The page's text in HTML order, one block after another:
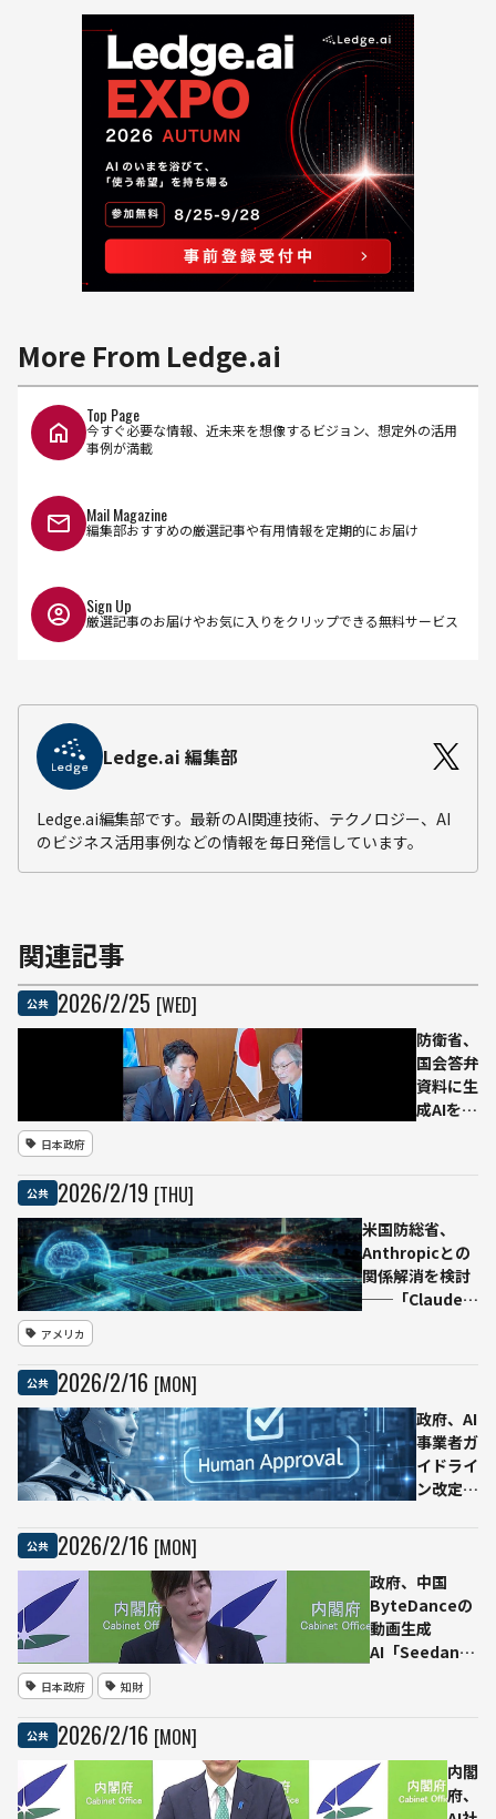
More From Ledge.ai
Top Page
今すぐ必要な情報、近未来を想像するビジョン、想定外の活用
事例が満載
Mail Magazine
編集部おすすめの厳選記事や有用情報を定期的にお届け
Sign Up
厳選記事のお届けやお気に入りをクリップできる無料サービス
Ledge.ai 編集部
Ledge.ai編集部です。最新のAI関連技術、テクノロジー、AI
のビジネス活用事例などの情報を毎日発信しています。
関連記事
公共 2026/2/25 [WED]
防衛省、
国会答弁
資料に生
成AIを試
ント」運
用開始へ
日本政府
公共 2026/2/19 [THU]
米国防総省、
Anthropicとの
関係解消を検討
──「Claude」
アメリカ
公共 2026/2/16 [MON]
政府、AI
事業者ガ
イドライ
ン改定案
カルAIを
追加
──「人
間の判断
公共 2026/2/16 [MON]
政府、中国
ByteDanceの
動画生成
AI「Seedance
看過できない」
日本政府 知財
公共 2026/2/16 [MON]
内閣
府、